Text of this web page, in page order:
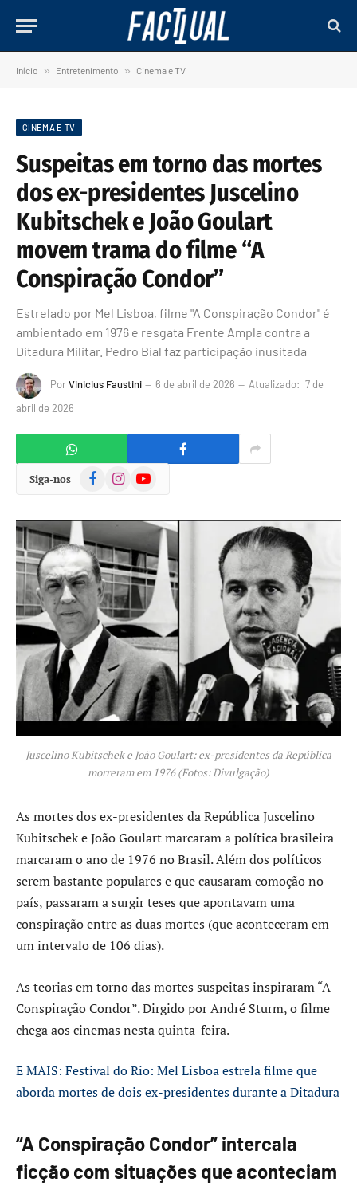
Início » Entretenimento » Cinema e TV
CINEMA E TV
Suspeitas em torno das mortes
dos ex-presidentes Juscelino
Kubitschek e João Goulart
movem trama do filme “A
Conspiração Condor”
Estrelado por Mel Lisboa, filme "A Conspiração Condor" é
ambientado em 1976 e resgata Frente Ampla contra a
Ditadura Militar. Pedro Bial faz participação inusitada
PorVinicius Faustini 6 de abril de 2026 Atualizado: 7 de
abril de 2026
Siga-nos FacebookInstagramYouTube
Juscelino Kubitschek e João Goulart: ex-presidentes da República
morreram em 1976 (Fotos: Divulgação)
As mortes dos ex-presidentes da República Juscelino
Kubitschek e João Goulart marcaram a política brasileira
marcaram o ano de 1976 no Brasil. Além dos políticos
serem bastante populares e que causaram comoção no
país, passaram a surgir teses que apontavam uma
conspiração entre as duas mortes (que aconteceram em
um intervalo de 106 dias).
As teorias em torno das mortes suspeitas inspiraram “A
Conspiração Condor”. Dirgido por André Sturm, o filme
chega aos cinemas nesta quinta-feira.
E MAIS: Festival do Rio: Mel Lisboa estrela filme que
aborda mortes de dois ex-presidentes durante a Ditadura
“A Conspiração Condor” intercala
ficção com situações que aconteciam